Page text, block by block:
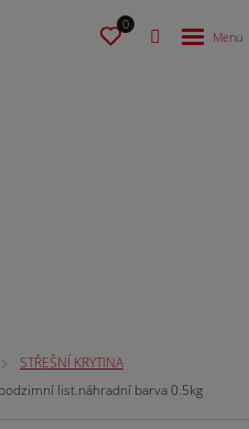
0
STŘEŠNÍ KRYTINA
list.náhradní barva 0.5kg